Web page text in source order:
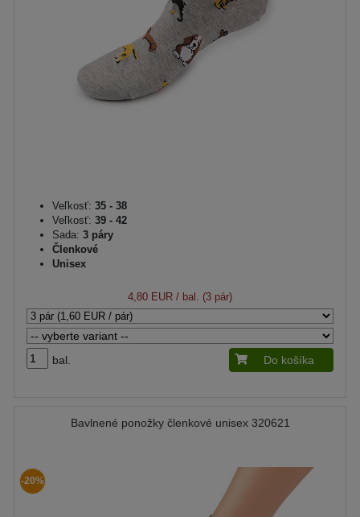
Veľkosť: 35 - 38
Veľkosť: 39 - 42
Sada: 3 páry
Členkové
Unisex
4,80 EUR / bal. (3 pár)
bal. Do košíka
Bavlnené ponožky členkové unisex 320621
-20%